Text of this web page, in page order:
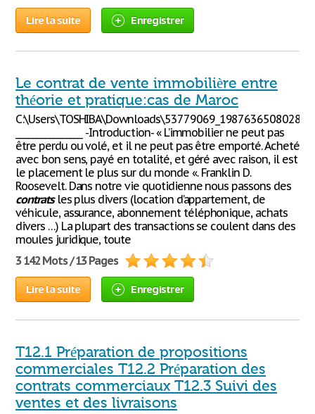
Lire la suite Enregistrer
Le contrat de vente immobilière entre
théorie et pratique:cas de Maroc
________________ -Introduction- « L’immobilier ne peut pas
être perdu ou volé, et il ne peut pas être emporté. Acheté
avec bon sens, payé en totalité, et géré avec raison, il est
le placement le plus sur du monde «. Franklin D.
Roosevelt. Dans notre vie quotidienne nous passons des
contratsles plus divers (location d’appartement, de
véhicule, assurance, abonnement téléphonique, achats
divers …) La plupart des transactions se coulent dans des
moules juridique, toute
3 142 Mots / 13 Pages
Lire la suite Enregistrer
T12.1 Préparation de propositions
commerciales T12.2 Préparation des
contrats commerciaux T12.3 Suivi des
ventes et des livraisons